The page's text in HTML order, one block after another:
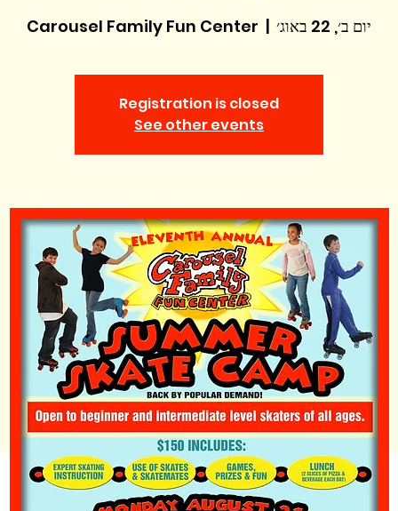
יום ב׳, 22 באוג׳
  |
Carousel Family Fun Center
Registration is closed
See other events